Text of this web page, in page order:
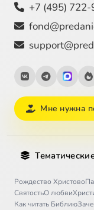
+7 (495)
Мне нужна
Рождество Христово
СвятостьО любви
Как читать Библию